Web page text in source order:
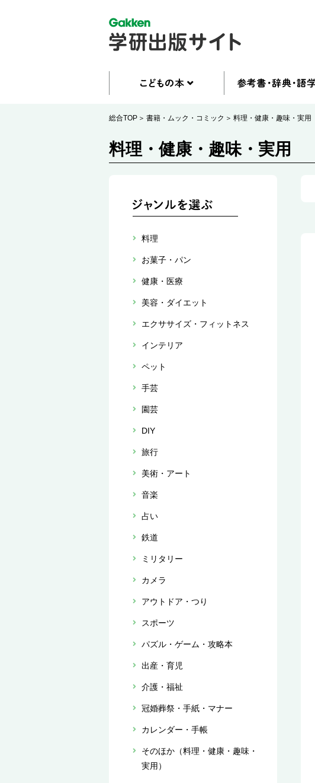
総合TOP 書籍・ムック・コミック 料理・健康・趣味・実用
料理・健康・趣味・実用
料理
お菓子・パン
健康・医療
美容・ダイエット
エクササイズ・フィットネス
インテリア
ペット
手芸
園芸
DIY
旅行
美術・アート
音楽
占い
鉄道
ミリタリー
カメラ
アウトドア・つり
スポーツ
パズル・ゲーム・攻略本
出産・育児
介護・福祉
冠婚葬祭・手紙・マナー
カレンダー・手帳
そのほか（料理・健康・趣味・
実用）